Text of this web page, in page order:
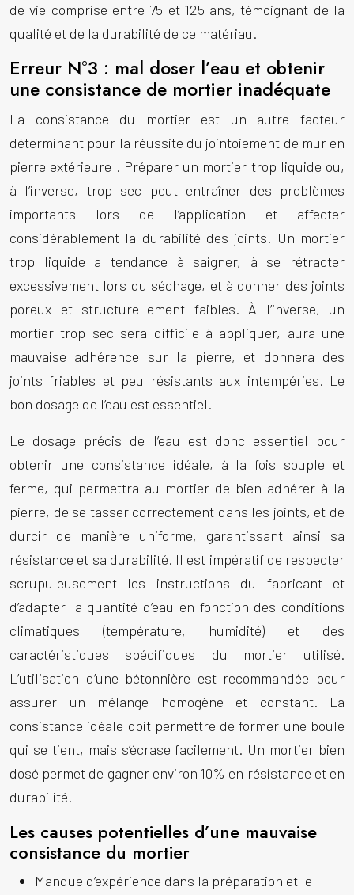
de vie comprise entre 75 et 125 ans, témoignant de la
qualité et de la durabilité de ce matériau.
Erreur N°3 : mal doser l’eau et obtenir
une consistance de mortier inadéquate
La consistance du mortier est un autre facteur
déterminant pour la réussite du jointoiement de mur en
pierre extérieure . Préparer un mortier trop liquide ou,
à l’inverse, trop sec peut entraîner des problèmes
importants lors de l’application et affecter
considérablement la durabilité des joints. Un mortier
trop liquide a tendance à saigner, à se rétracter
excessivement lors du séchage, et à donner des joints
poreux et structurellement faibles. À l’inverse, un
mortier trop sec sera difficile à appliquer, aura une
mauvaise adhérence sur la pierre, et donnera des
joints friables et peu résistants aux intempéries. Le
bon dosage de l’eau est essentiel.
Le dosage précis de l’eau est donc essentiel pour
obtenir une consistance idéale, à la fois souple et
ferme, qui permettra au mortier de bien adhérer à la
pierre, de se tasser correctement dans les joints, et de
durcir de manière uniforme, garantissant ainsi sa
résistance et sa durabilité. Il est impératif de respecter
scrupuleusement les instructions du fabricant et
d’adapter la quantité d’eau en fonction des conditions
climatiques (température, humidité) et des
caractéristiques spécifiques du mortier utilisé.
L’utilisation d’une bétonnière est recommandée pour
assurer un mélange homogène et constant. La
consistance idéale doit permettre de former une boule
qui se tient, mais s’écrase facilement. Un mortier bien
dosé permet de gagner environ 10% en résistance et en
durabilité.
Les causes potentielles d’une mauvaise
consistance du mortier
Manque d’expérience dans la préparation et le